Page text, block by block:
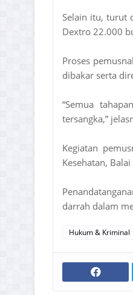
Selain itu, turut
Dextro 22.000
Proses
dibakar serta
“Semua
tersangka,”
Kegiatan
Kesehatan,
darrah dalam
Hukum & Kriminal